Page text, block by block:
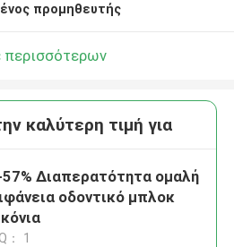
προμηθευτής
περισσότερων
καλύτερη τιμή για
Διαπερατότητα ομαλή
οδοντικό μπλοκ
： 1